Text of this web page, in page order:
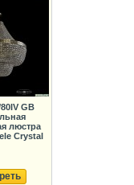
GB
люстра
Crystal